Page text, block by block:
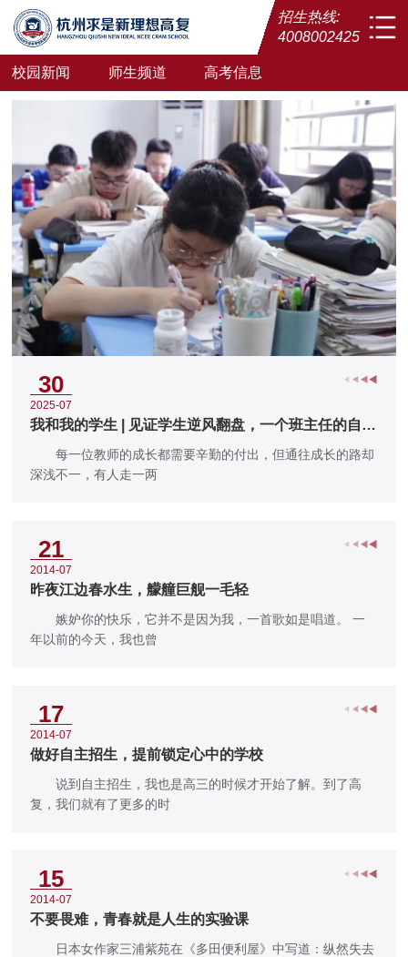
招生热线:
4008002425
校园新闻 师生频道 高考信息
30
2025-07
我和我的学生 | 见证学生逆风翻盘，一个班主任的自信
每一位教师的成长都需要辛勤的付出，但通往成长的路却
深浅不一，有人走一两
21
2014-07
昨夜江边春水生，艨艟巨舰一毛轻
嫉妒你的快乐，它并不是因为我，一首歌如是唱道。 一
年以前的今天，我也曾
17
2014-07
做好自主招生，提前锁定心中的学校
说到自主招生，我也是高三的时候才开始了解。到了高
复，我们就有了更多的时
15
2014-07
不要畏难，青春就是人生的实验课
日本女作家三浦紫苑在《多田便利屋》中写道：纵然失去